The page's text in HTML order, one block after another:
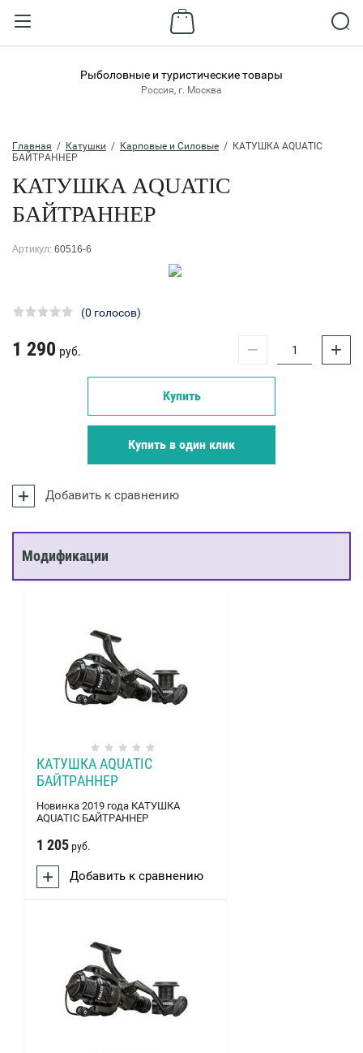
ВХОД В КАБИНЕТ
Пароль:
Регистрация
Рыболовные и туристические товары
Россия, г. Москва
Главная
  /
Катушки
  /
Карповые и Силовые
  /  КАТУШКА AQUATIC
БАЙТРАННЕР
КАТУШКА AQUATIC
БАЙТРАННЕР
Артикул: 60516-6
(0 голосов)
1 290 руб. − +
Купить
Купить в один клик
Добавить к сравнению
Модификации
КАТУШКА AQUATIC
БАЙТРАННЕР
Новинка 2019 года КАТУШКА
AQUATIC БАЙТРАННЕР
1 205 руб.
Добавить к сравнению